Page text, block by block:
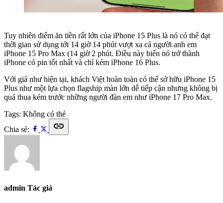
Tuy nhiên điểm ăn tiền rất lớn của iPhone 15 Plus là nó có thể đạt
thời gian sử dụng tới 14 giờ 14 phút vượt xa cả người anh em
iPhone 15 Pro Max (14 giờ 2 phút. Điều này biến nó trở thành
iPhone có pin tốt nhất và chỉ kém iPhone 16 Plus.
Với giá như hiện tại, khách Việt hoàn toàn có thể sở hữu iPhone 15
Plus như một lựa chọn flagship màn lớn dễ tiếp cận nhưng không bị
quá thua kém trước những người đàn em như iPhone 17 Pro Max.
Tags: Không có thẻ
Chia sẻ:
link
admin Tác giả